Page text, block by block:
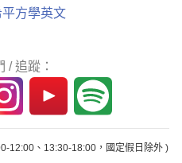
方學英文
/ 追蹤：
12:00、13:30-18:00，國定假日除外 )